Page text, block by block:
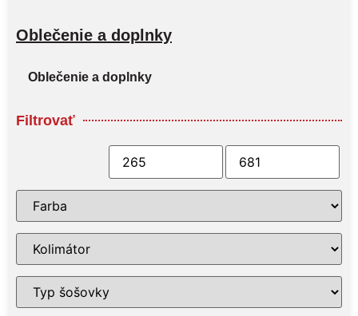
Oblečenie a doplnky
Oblečenie a doplnky
Filtrovať